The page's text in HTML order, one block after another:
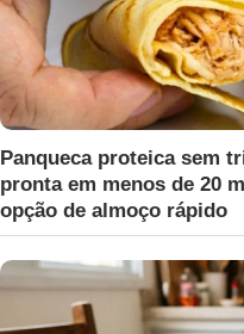
Panqueca proteica sem
pronta em menos de 20
opção de almoço rápido